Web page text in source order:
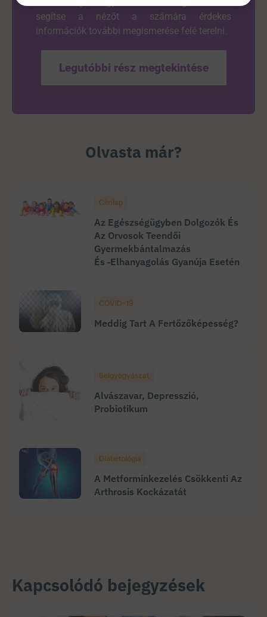
segítse a nézőt a számára érdekes
információk további megismerése felé terelni.
Legutóbbi rész megtekintése
Olvasta már?
Címlap
Az Egészségügyben Dolgozók És
Az Orvosok Teendői
Gyermekbántalmazás
És ‑elhanyagolás Gyanúja Esetén
COVID-19
Meddig Tart A Fertőzőképesség?
Belgyógyászat
Alvászavar, Depresszió,
Probiotikum
Diabetológia
A Metforminkezelés Csökkenti Az
Arthrosis Kockázatát
Kapcsolódó bejegyzések